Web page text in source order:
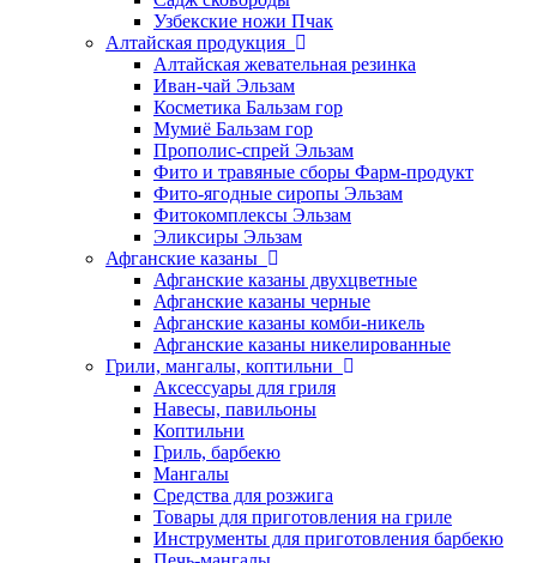
Узбекские ножи Пчак
Алтайская продукция
Алтайская жевательная резинка
Иван-чай Эльзам
Косметика Бальзам гор
Мумиё Бальзам гор
Прополис-спрей Эльзам
Фито и травяные сборы Фарм-продукт
Фито-ягодные сиропы Эльзам
Фитокомплексы Эльзам
Эликсиры Эльзам
Афганские казаны
Афганские казаны двухцветные
Афганские казаны черные
Афганские казаны комби-никель
Афганские казаны никелированные
Грили, мангалы, коптильни
Аксессуары для гриля
Навесы, павильоны
Коптильни
Гриль, барбекю
Мангалы
Средства для розжига
Товары для приготовления на гриле
Инструменты для приготовления барбекю